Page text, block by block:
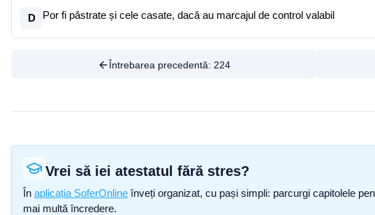
D Por fi păstrate și cele casate, dacă au marcajul de control valabil
Întrebarea precedentă: 224
Vrei să iei atestatul fără stres?
În aplicația SoferOnline înveți organizat, cu pași simpli: parcurgi capitolele
mai multă încredere.